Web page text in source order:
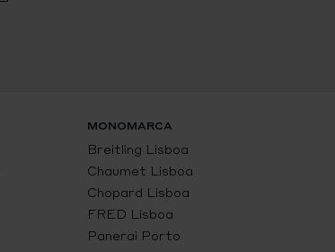
MONOMARCA
Breitling Lisboa
Chaumet Lisboa
Chopard Lisboa
FRED Lisboa
Panerai Porto